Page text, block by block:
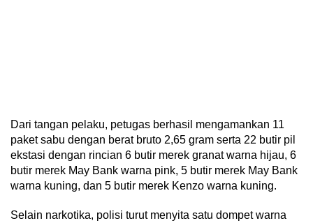
Dari tangan pelaku, petugas berhasil mengamankan 11
paket sabu dengan berat bruto 2,65 gram serta 22 butir pil
ekstasi dengan rincian 6 butir merek granat warna hijau, 6
butir merek May Bank warna pink, 5 butir merek May Bank
warna kuning, dan 5 butir merek Kenzo warna kuning.
Selain narkotika, polisi turut menyita satu dompet warna